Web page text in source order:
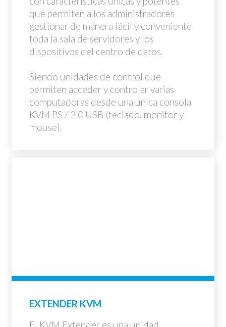
que permiten a los administradores
gestionar de manera fácil y conveniente
toda la sala de servidores y los
dispositivos del centro de datos.
Siendo unidades de control que
permiten acceder y controlar varias
computadoras desde una única consola
KVM PS / 2 0 USB (teclado, monitor y
mouse).
EXTENDER KVM